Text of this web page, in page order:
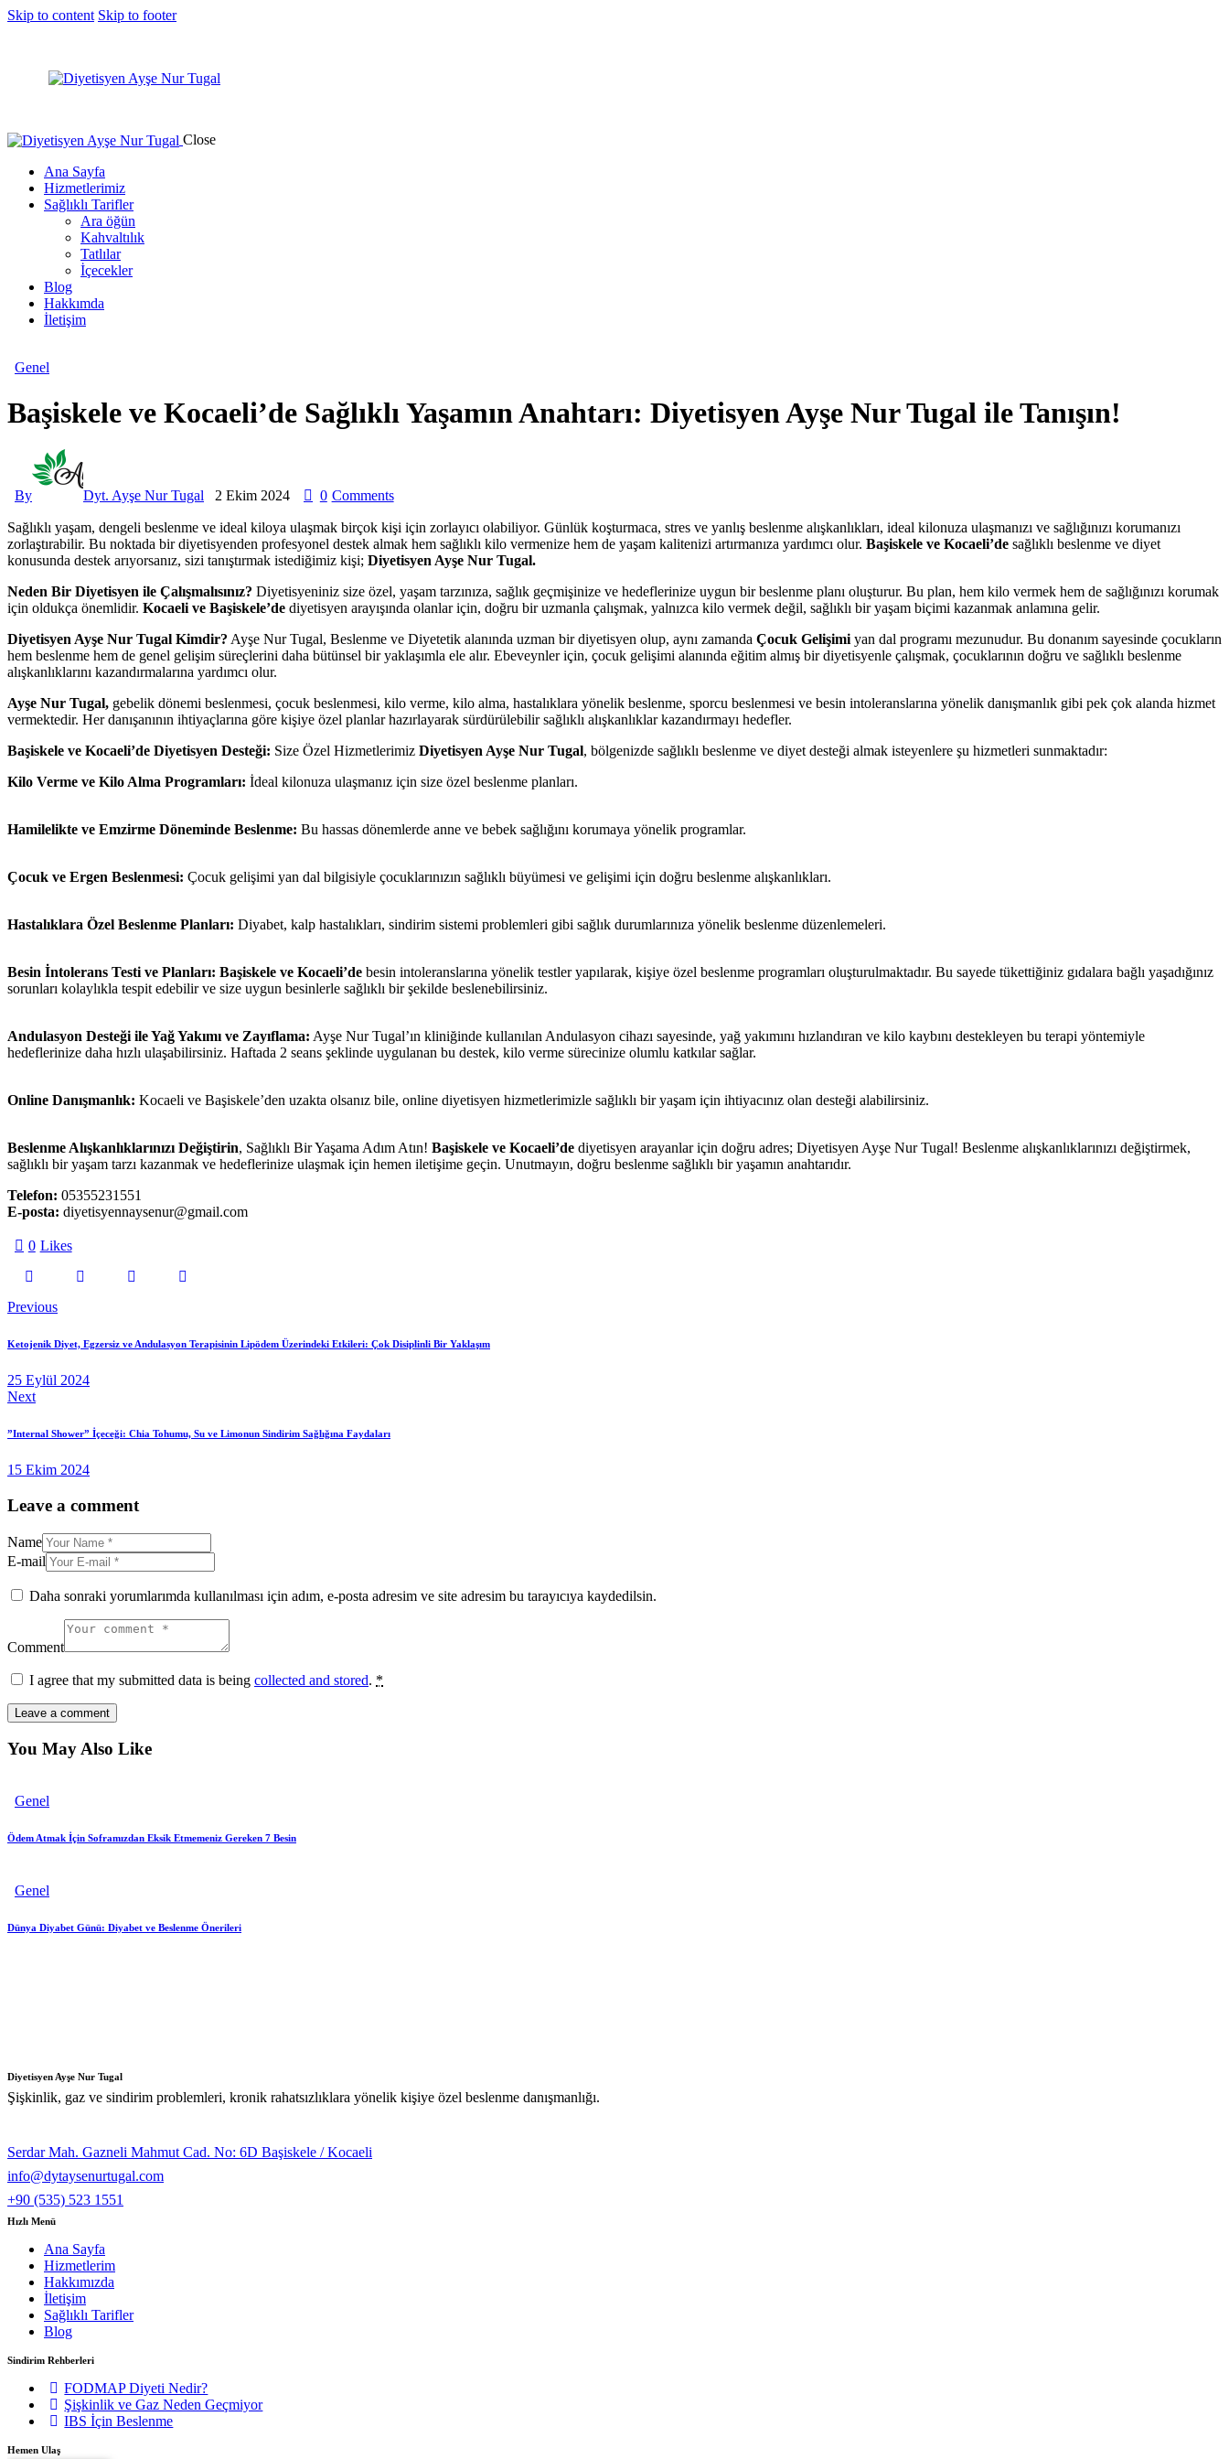
Skip to content Skip to footer
Close
Ana Sayfa
Hizmetlerimiz
Sağlıklı Tarifler
Ara öğün
Kahvaltılık
Tatlılar
İçecekler
Blog
Hakkımda
İletişim
Genel
Başiskele ve Kocaeli’de Sağlıklı Yaşamın Anahtarı: Diyetisyen Ayşe Nur Tugal ile Tanışın!
By Dyt. Ayşe Nur Tugal 2 Ekim 2024 0 Comments
Sağlıklı yaşam, dengeli beslenme ve ideal kiloya ulaşmak birçok kişi için zorlayıcı olabiliyor. Günlük koşturmaca, stres ve yanlış beslenme alışkanlıkları, ideal kilonuza ulaşmanızı ve sağlığınızı korumanızı
zorlaştırabilir. Bu noktada bir diyetisyenden profesyonel destek almak hem sağlıklı kilo vermenize hem de yaşam kalitenizi artırmanıza yardımcı olur. Başiskele ve Kocaeli’de sağlıklı beslenme ve diyet
konusunda destek arıyorsanız, sizi tanıştırmak istediğimiz kişi; Diyetisyen Ayşe Nur Tugal.
Neden Bir Diyetisyen ile Çalışmalısınız? Diyetisyeniniz size özel, yaşam tarzınıza, sağlık geçmişinize ve hedeflerinize uygun bir beslenme planı oluşturur. Bu plan, hem kilo vermek hem de sağlığınızı korumak
için oldukça önemlidir. Kocaeli ve Başiskele’de diyetisyen arayışında olanlar için, doğru bir uzmanla çalışmak, yalnızca kilo vermek değil, sağlıklı bir yaşam biçimi kazanmak anlamına gelir.
Diyetisyen Ayşe Nur Tugal Kimdir? Ayşe Nur Tugal, Beslenme ve Diyetetik alanında uzman bir diyetisyen olup, aynı zamanda Çocuk Gelişimi yan dal programı mezunudur. Bu donanım sayesinde çocukların
hem beslenme hem de genel gelişim süreçlerini daha bütünsel bir yaklaşımla ele alır. Ebeveynler için, çocuk gelişimi alanında eğitim almış bir diyetisyenle çalışmak, çocuklarının doğru ve sağlıklı beslenme
alışkanlıklarını kazandırmalarına yardımcı olur.
Ayşe Nur Tugal, gebelik dönemi beslenmesi, çocuk beslenmesi, kilo verme, kilo alma, hastalıklara yönelik beslenme, sporcu beslenmesi ve besin intoleranslarına yönelik danışmanlık gibi pek çok alanda hizmet
vermektedir. Her danışanının ihtiyaçlarına göre kişiye özel planlar hazırlayarak sürdürülebilir sağlıklı alışkanlıklar kazandırmayı hedefler.
Başiskele ve Kocaeli’de Diyetisyen Desteği: Size Özel Hizmetlerimiz Diyetisyen Ayşe Nur Tugal, bölgenizde sağlıklı beslenme ve diyet desteği almak isteyenlere şu hizmetleri sunmaktadır:
Kilo Verme ve Kilo Alma Programları: İdeal kilonuza ulaşmanız için size özel beslenme planları.
Hamilelikte ve Emzirme Döneminde Beslenme: Bu hassas dönemlerde anne ve bebek sağlığını korumaya yönelik programlar.
Çocuk ve Ergen Beslenmesi: Çocuk gelişimi yan dal bilgisiyle çocuklarınızın sağlıklı büyümesi ve gelişimi için doğru beslenme alışkanlıkları.
Hastalıklara Özel Beslenme Planları: Diyabet, kalp hastalıkları, sindirim sistemi problemleri gibi sağlık durumlarınıza yönelik beslenme düzenlemeleri.
Besin İntolerans Testi ve Planları: Başiskele ve Kocaeli’de besin intoleranslarına yönelik testler yapılarak, kişiye özel beslenme programları oluşturulmaktadır. Bu sayede tükettiğiniz gıdalara bağlı yaşadığınız
sorunları kolaylıkla tespit edebilir ve size uygun besinlerle sağlıklı bir şekilde beslenebilirsiniz.
Andulasyon Desteği ile Yağ Yakımı ve Zayıflama: Ayşe Nur Tugal’ın kliniğinde kullanılan Andulasyon cihazı sayesinde, yağ yakımını hızlandıran ve kilo kaybını destekleyen bu terapi yöntemiyle
hedeflerinize daha hızlı ulaşabilirsiniz. Haftada 2 seans şeklinde uygulanan bu destek, kilo verme sürecinize olumlu katkılar sağlar.
Online Danışmanlık: Kocaeli ve Başiskele’den uzakta olsanız bile, online diyetisyen hizmetlerimizle sağlıklı bir yaşam için ihtiyacınız olan desteği alabilirsiniz.
Beslenme Alışkanlıklarınızı Değiştirin, Sağlıklı Bir Yaşama Adım Atın! Başiskele ve Kocaeli’de diyetisyen arayanlar için doğru adres; Diyetisyen Ayşe Nur Tugal! Beslenme alışkanlıklarınızı değiştirmek,
sağlıklı bir yaşam tarzı kazanmak ve hedeflerinize ulaşmak için hemen iletişime geçin. Unutmayın, doğru beslenme sağlıklı bir yaşamın anahtarıdır.
Telefon: 05355231551
E-posta: diyetisyennaysenur@gmail.com
0 Likes
Yazı
gezinmesi
Previous
Ketojenik Diyet, Egzersiz ve Andulasyon Terapisinin Lipödem Üzerindeki Etkileri: Çok Disiplinli Bir Yaklaşım
25 Eylül 2024
Next
”Internal Shower” İçeceği: Chia Tohumu, Su ve Limonun Sindirim Sağlığına Faydaları
15 Ekim 2024
Leave a comment
Name
E-mail
Daha sonraki yorumlarımda kullanılması için adım, e-posta adresim ve site adresim bu tarayıcıya kaydedilsin.
Comment
I agree that my submitted data is being collected and stored. *
You May Also Like
Genel
Ödem Atmak İçin Soframızdan Eksik Etmemeniz Gereken 7 Besin
Genel
Dünya Diyabet Günü: Diyabet ve Beslenme Önerileri
Diyetisyen Ayşe Nur Tugal
Şişkinlik, gaz ve sindirim problemleri, kronik rahatsızlıklara yönelik kişiye özel beslenme danışmanlığı.
Serdar Mah. Gazneli Mahmut Cad. No: 6D Başiskele / Kocaeli
info@dytaysenurtugal.com
+90 (535) 523 1551
Hızlı Menü
Ana Sayfa
Hizmetlerim
Hakkımızda
İletişim
Sağlıklı Tarifler
Blog
Sindirim Rehberleri
FODMAP Diyeti Nedir?
Şişkinlik ve Gaz Neden Geçmiyor
IBS İçin Beslenme
Hemen Ulaş